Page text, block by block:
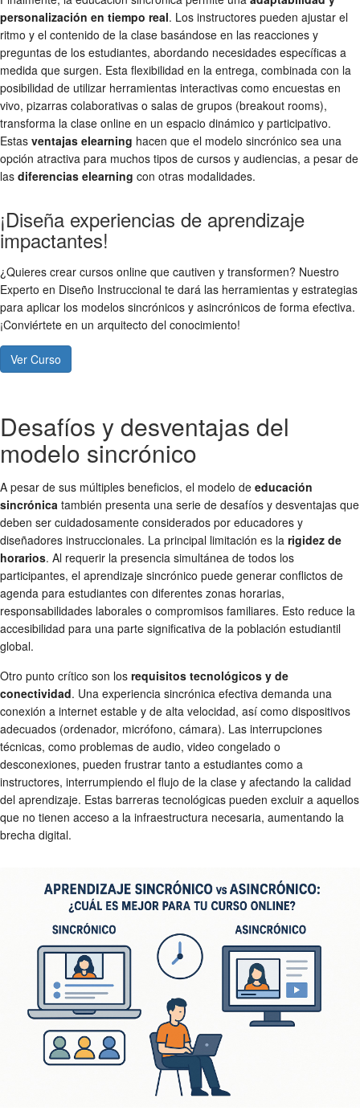
personalización en tiempo real. Los instructores pueden ajustar el
ritmo y el contenido de la clase basándose en las reacciones y
preguntas de los estudiantes, abordando necesidades específicas a
medida que surgen. Esta flexibilidad en la entrega, combinada con la
posibilidad de utilizar herramientas interactivas como encuestas en
vivo, pizarras colaborativas o salas de grupos (breakout rooms),
transforma la clase online en un espacio dinámico y participativo.
Estas ventajas elearning hacen que el modelo sincrónico sea una
opción atractiva para muchos tipos de cursos y audiencias, a pesar de
las diferencias elearning con otras modalidades.
¡Diseña experiencias de aprendizaje
impactantes!
¿Quieres crear cursos online que cautiven y transformen? Nuestro
Experto en Diseño Instruccional te dará las herramientas y estrategias
para aplicar los modelos sincrónicos y asincrónicos de forma efectiva.
¡Conviértete en un arquitecto del conocimiento!
Ver Curso
Desafíos y desventajas del
modelo sincrónico
A pesar de sus múltiples beneficios, el modelo de educación
sincrónica también presenta una serie de desafíos y desventajas que
deben ser cuidadosamente considerados por educadores y
diseñadores instruccionales. La principal limitación es la rigidez de
horarios. Al requerir la presencia simultánea de todos los
participantes, el aprendizaje sincrónico puede generar conflictos de
agenda para estudiantes con diferentes zonas horarias,
responsabilidades laborales o compromisos familiares. Esto reduce la
accesibilidad para una parte significativa de la población estudiantil
global.
Otro punto crítico son los requisitos tecnológicos y de
conectividad. Una experiencia sincrónica efectiva demanda una
conexión a internet estable y de alta velocidad, así como dispositivos
adecuados (ordenador, micrófono, cámara). Las interrupciones
técnicas, como problemas de audio, video congelado o
desconexiones, pueden frustrar tanto a estudiantes como a
instructores, interrumpiendo el flujo de la clase y afectando la calidad
del aprendizaje. Estas barreras tecnológicas pueden excluir a aquellos
que no tienen acceso a la infraestructura necesaria, aumentando la
brecha digital.